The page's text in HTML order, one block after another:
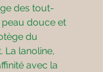
des tout-
peau douce et
du
La lanoline,
avec la